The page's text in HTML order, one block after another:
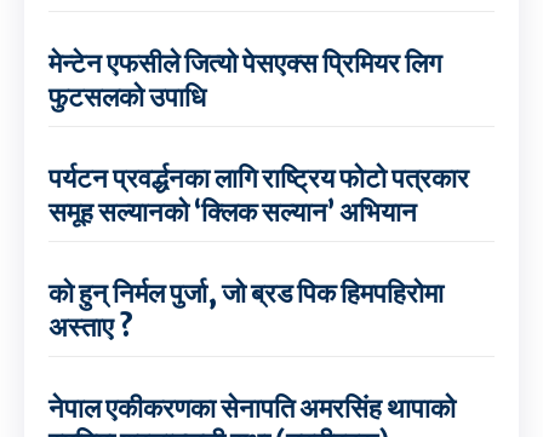
मेन्टेन एफसीले जित्यो पेसएक्स प्रिमियर लिग
फुटसलको उपाधि
पर्यटन प्रवर्द्धनका लागि राष्ट्रिय फोटो पत्रकार
समूह सल्यानको ‘क्लिक सल्यान’ अभियान
को हुन् निर्मल पुर्जा, जो ब्रड पिक हिमपहिरोमा
अस्ताए ?
नेपाल एकीकरणका सेनापति अमरसिंह थापाको